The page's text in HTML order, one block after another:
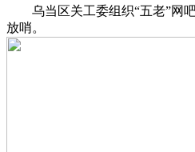
乌当区关工委组织“五老”网吧
放哨。